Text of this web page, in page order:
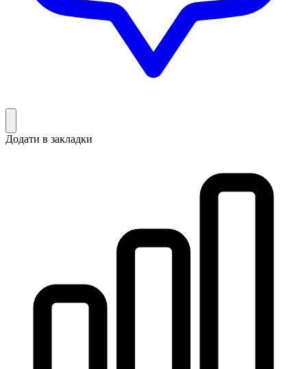
Додати в закладки